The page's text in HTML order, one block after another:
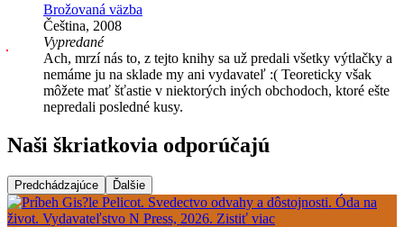
Brožovaná väzba
Čeština, 2008
Vypredané
Ach, mrzí nás to, z tejto knihy sa už predali všetky výtlačky a
nemáme ju na sklade my ani vydavateľ :( Teoreticky však
môžete mať šťastie v niektorých iných obchodoch, ktoré ešte
nepredali posledné kusy.
Naši škriatkovia odporúčajú
Predchádzajúce Ďalšie